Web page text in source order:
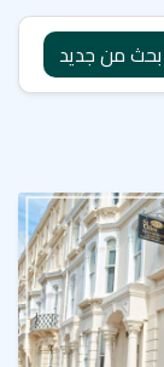
بحث من جديد